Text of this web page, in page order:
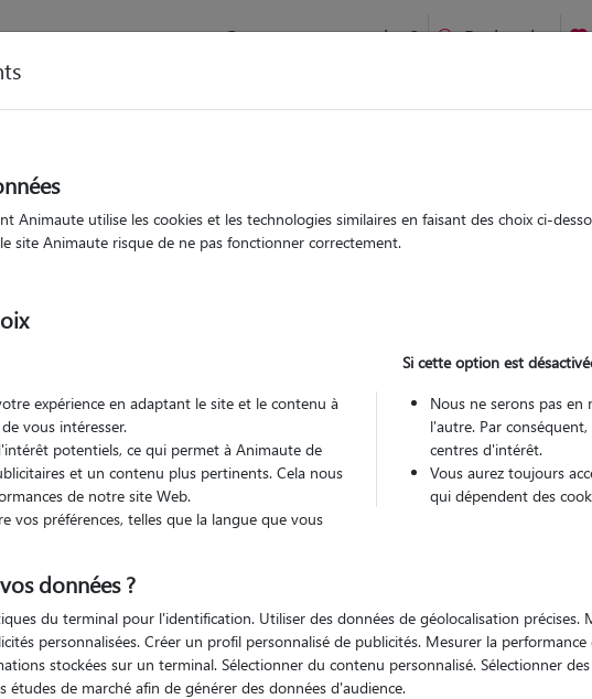
Comment ça marche ? Recherche
Mariah
chez le Pet Sitter
3 animaux
Animaute utilise les cookies et les technologies similaires en faisant des choix ci-
site Animaute risque de ne pas fonctionner correctement.
expérience en adaptant le site et le contenu à
vous intéresser.
potentiels, ce qui permet à Animaute de
et un contenu plus pertinents. Cela nous
de notre site Web.
vos préférences, telles que la langue que vous
Si cette option est
Nous ne serons pas en
l'autre. Par
centres d'intérêt.
Vous aurez toujours
qui dépendent des
données ?
du terminal pour l'identification. Utiliser des données de géolocalisation précises.
personnalisées. Créer un profil personnalisé de publicités. Mesurer la
stockées sur un terminal. Sélectionner du contenu personnalisé. Sélectionner
études de marché afin de générer des données d'audience.